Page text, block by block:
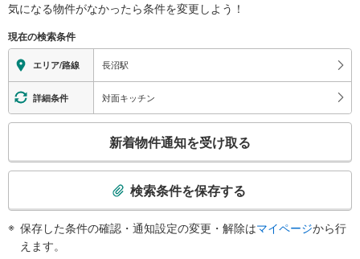
※段差なしでの移動経路
地上⇔改札⇔ホーム：○
※７：００～２１：３０以外の時間に車椅子で利用する場合、北野駅に要
事前連絡
エレベータ
・各ホーム⇔改札
エスカレータ
・各ホーム⇔改札内のＭ１Ｆ通路（上りのみ）
トイレ
その他
・点字案内（券売機・運賃表・階段手すり）
・ＡＥＤ
気になる物件がなかったら条件を変更しよう！
現在の検索条件
エリア/路線 長沼駅
詳細条件 対面キッチン
検
新着物件通知を受け取る
検索条件を保存する
保存した条件の確認・通知設定の変更・解除はマイページから行
えます。